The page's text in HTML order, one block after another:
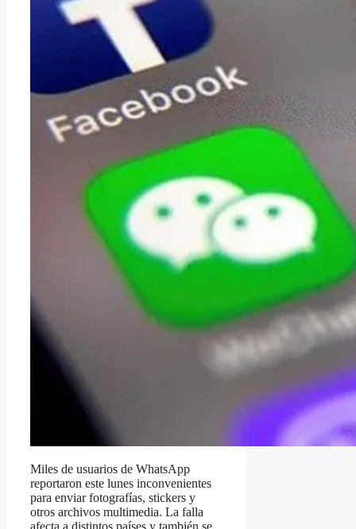
Miles de usuarios de WhatsApp
reportaron este lunes inconvenientes
para enviar fotografías, stickers y
otros archivos multimedia. La falla